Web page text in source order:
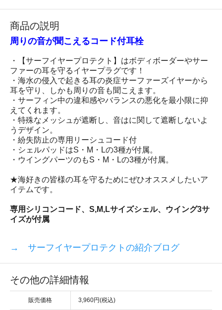
商品の説明
周りの音が聞こえるコード付耳栓
・【サーフイヤープロテクト】はボディボーダーやサー
ファーの耳を守るイヤープラグです！
・海水の侵入で起きる耳の炎症サーファーズイヤーから
耳を守り、しかも周りの音も聞こえます。
・サーフィン中の違和感やバランスの悪化を最小限に抑
えてくれます。
・特殊なメッシュが遮断し、音はに関して遮断しないよ
うデザイン。
・紛失防止の専用リーシュコード付
・シェルパッドはS・M・Lの3種が付属。
・ウイングパーツのもS・M・Lの3種が付属。
★海好きの皆様の耳を守るためにぜひオススメしたいア
イテムです。
専用シリコンコード、S,M,Lサイズシェル、ウイング3サ
イズが付属
→ サーフイヤープロテクトの紹介ブログ
その他の詳細情報
販売価格 3,960円(税込)